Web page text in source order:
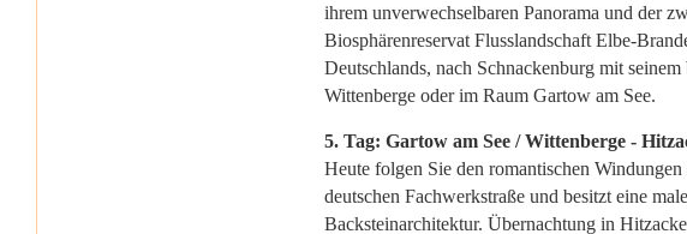
ihrem unverwechselbaren Panorama und der
Biosphärenreservat Flusslandschaft Elbe-
Deutschlands, nach Schnackenburg mit
Wittenberge oder im Raum Gartow am See.
5. Tag: Gartow am See / Wittenberge -
Heute folgen Sie den romantischen
deutschen Fachwerkstraße und besitzt eine
Backsteinarchitektur. Übernachtung in